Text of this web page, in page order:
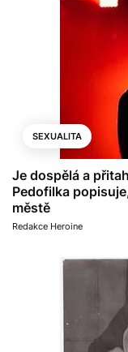
SEXUALITA
Je dospělá a
Pedofilka
městě
Redakce Heroine